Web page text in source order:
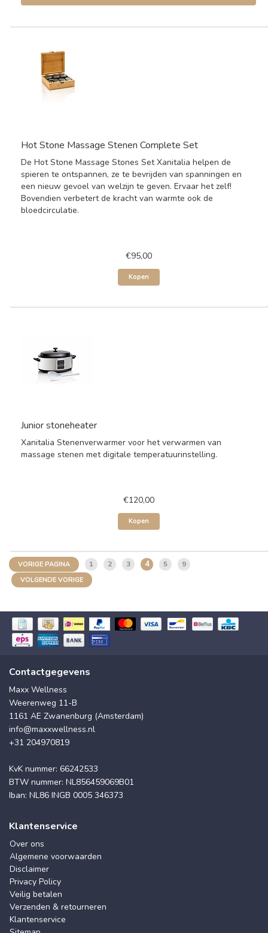
Hot Stone Massage Stenen Complete Set
De Hot Stone Massage Stones Set Xanitalia helpen de
spieren te ontspannen, ze te bevrijden van spanningen en
een nieuw gevoel van welzijn te geven. Ervaar het zelf!
Bovendien verbetert de kracht van warmte ook de
bloedcirculatie.
€95,00
Kopen
Junior stoneheater
Xanitalia Stenenverwarmer voor het verwarmen van
massage stenen met digitale temperatuurinstelling.
€120,00
Kopen
VORIGE PAGINA 1 2 3 4 5 9
VOLGENDE VORIGE
Contactgegevens
Maxx Wellness
Weerenweg 11-B
1161 AE Zwanenburg (Amsterdam)
info@maxxwellness.nl
+31 204970819
KvK nummer: 66242533
BTW nummer: NL856459069B01
Iban: NL86 INGB 0005 346373
Klantenservice
Over ons
Algemene voorwaarden
Disclaimer
Privacy Policy
Veilig betalen
Verzenden & retourneren
Klantenservice